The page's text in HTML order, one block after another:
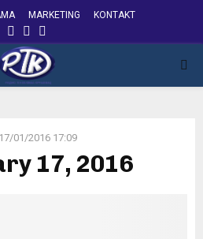
MARKETING KONTAKT
FACEBOOK
INSTAGRAM
01/2016 17:09
17, 2016